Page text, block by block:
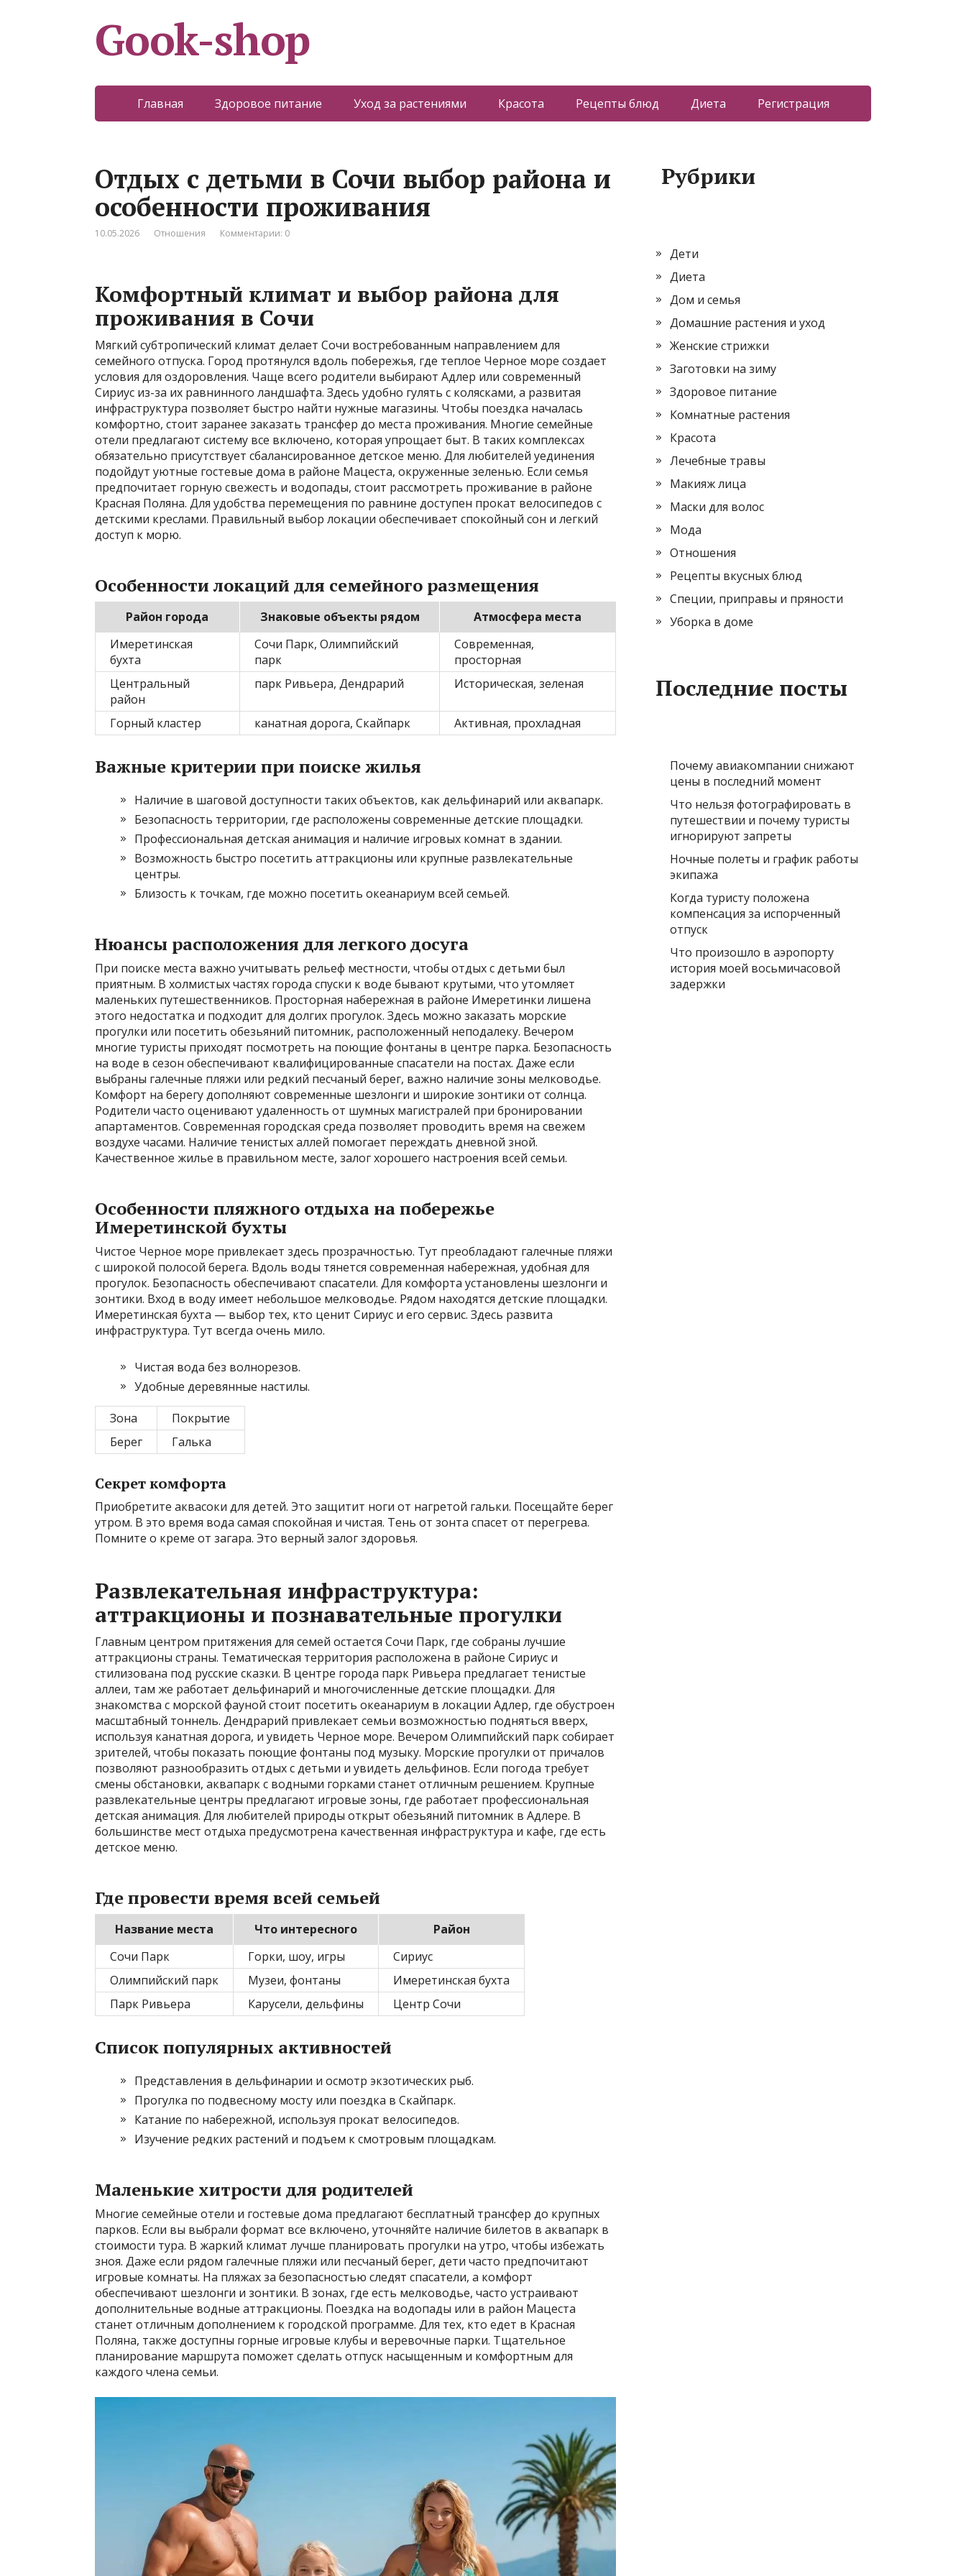
Gook-shop
Главная Здоровое питание Уход за растениями Красота Рецепты блюд Диета Регистрация
Отдых с детьми в Сочи выбор района и
особенности проживания
10.05.2026 Отношения Комментарии: 0
Комфортный климат и выбор района для
проживания в Сочи
Мягкий субтропический климат делает Сочи востребованным направлением для
семейного отпуска. Город протянулся вдоль побережья, где теплое Черное море создает
условия для оздоровления. Чаще всего родители выбирают Адлер или современный
Сириус из-за их равнинного ландшафта. Здесь удобно гулять с колясками, а развитая
инфраструктура позволяет быстро найти нужные магазины. Чтобы поездка началась
комфортно, стоит заранее заказать трансфер до места проживания. Многие семейные
отели предлагают систему все включено, которая упрощает быт. В таких комплексах
обязательно присутствует сбалансированное детское меню. Для любителей уединения
подойдут уютные гостевые дома в районе Мацеста, окруженные зеленью. Если семья
предпочитает горную свежесть и водопады, стоит рассмотреть проживание в районе
Красная Поляна. Для удобства перемещения по равнине доступен прокат велосипедов с
детскими креслами. Правильный выбор локации обеспечивает спокойный сон и легкий
доступ к морю.
Особенности локаций для семейного размещения
Район города Знаковые объекты рядом
Атмосфера места
Имеретинская
бухта
Сочи Парк, Олимпийский
парк
Современная,
просторная
Центральный
район
парк Ривьера, Дендрарий Историческая, зеленая
Горный кластер канатная дорога, Скайпарк Активная, прохладная
Важные критерии при поиске жилья
Наличие в шаговой доступности таких объектов, как дельфинарий или аквапарк.
Безопасность территории, где расположены современные детские площадки.
Профессиональная детская анимация и наличие игровых комнат в здании.
Возможность быстро посетить аттракционы или крупные развлекательные
центры.
Близость к точкам, где можно посетить океанариум всей семьей.
Нюансы расположения для легкого досуга
При поиске места важно учитывать рельеф местности, чтобы отдых с детьми был
приятным. В холмистых частях города спуски к воде бывают крутыми, что утомляет
маленьких путешественников. Просторная набережная в районе Имеретинки лишена
этого недостатка и подходит для долгих прогулок. Здесь можно заказать морские
прогулки или посетить обезьяний питомник, расположенный неподалеку. Вечером
многие туристы приходят посмотреть на поющие фонтаны в центре парка. Безопасность
на воде в сезон обеспечивают квалифицированные спасатели на постах. Даже если
выбраны галечные пляжи или редкий песчаный берег, важно наличие зоны мелководье.
Комфорт на берегу дополняют современные шезлонги и широкие зонтики от солнца.
Родители часто оценивают удаленность от шумных магистралей при бронировании
апартаментов. Современная городская среда позволяет проводить время на свежем
воздухе часами. Наличие тенистых аллей помогает переждать дневной зной.
Качественное жилье в правильном месте, залог хорошего настроения всей семьи.
Особенности пляжного отдыха на побережье
Имеретинской бухты
Чистое Черное море привлекает здесь прозрачностью. Тут преобладают галечные пляжи
с широкой полосой берега. Вдоль воды тянется современная набережная, удобная для
прогулок. Безопасность обеспечивают спасатели. Для комфорта установлены шезлонги и
зонтики. Вход в воду имеет небольшое мелководье. Рядом находятся детские площадки.
Имеретинская бухта — выбор тех, кто ценит Сириус и его сервис. Здесь развита
инфраструктура. Тут всегда очень мило.
Чистая вода без волнорезов.
Удобные деревянные настилы.
Зона
Покрытие
Берег
Галька
Секрет комфорта
Приобретите аквасоки для детей. Это защитит ноги от нагретой гальки. Посещайте берег
утром. В это время вода самая спокойная и чистая. Тень от зонта спасет от перегрева.
Помните о креме от загара. Это верный залог здоровья.
Развлекательная инфраструктура:
аттракционы и познавательные прогулки
Главным центром притяжения для семей остается Сочи Парк, где собраны лучшие
аттракционы страны. Тематическая территория расположена в районе Сириус и
стилизована под русские сказки. В центре города парк Ривьера предлагает тенистые
аллеи, там же работает дельфинарий и многочисленные детские площадки. Для
знакомства с морской фауной стоит посетить океанариум в локации Адлер, где обустроен
масштабный тоннель. Дендрарий привлекает семьи возможностью подняться вверх,
используя канатная дорога, и увидеть Черное море. Вечером Олимпийский парк собирает
зрителей, чтобы показать поющие фонтаны под музыку. Морские прогулки от причалов
позволяют разнообразить отдых с детьми и увидеть дельфинов. Если погода требует
смены обстановки, аквапарк с водными горками станет отличным решением. Крупные
развлекательные центры предлагают игровые зоны, где работает профессиональная
детская анимация. Для любителей природы открыт обезьяний питомник в Адлере. В
большинстве мест отдыха предусмотрена качественная инфраструктура и кафе, где есть
детское меню.
Где провести время всей семьей
Название места Что интересного
Район
Сочи Парк
Горки, шоу, игры
Сириус
Олимпийский парк
Музеи, фонтаны
Имеретинская бухта
Парк Ривьера
Карусели, дельфины Центр Сочи
Список популярных активностей
Представления в дельфинарии и осмотр экзотических рыб.
Прогулка по подвесному мосту или поездка в Скайпарк.
Катание по набережной, используя прокат велосипедов.
Изучение редких растений и подъем к смотровым площадкам.
Маленькие хитрости для родителей
Многие семейные отели и гостевые дома предлагают бесплатный трансфер до крупных
парков. Если вы выбрали формат все включено, уточняйте наличие билетов в аквапарк в
стоимости тура. В жаркий климат лучше планировать прогулки на утро, чтобы избежать
зноя. Даже если рядом галечные пляжи или песчаный берег, дети часто предпочитают
игровые комнаты. На пляжах за безопасностью следят спасатели, а комфорт
обеспечивают шезлонги и зонтики. В зонах, где есть мелководье, часто устраивают
дополнительные водные аттракционы. Поездка на водопады или в район Мацеста
станет отличным дополнением к городской программе. Для тех, кто едет в Красная
Поляна, также доступны горные игровые клубы и веревочные парки. Тщательное
планирование маршрута поможет сделать отпуск насыщенным и комфортным для
каждого члена семьи.
Рубрики
Дети
Диета
Дом и семья
Домашние растения и уход
Женские стрижки
Заготовки на зиму
Здоровое питание
Комнатные растения
Красота
Лечебные травы
Макияж лица
Маски для волос
Мода
Отношения
Рецепты вкусных блюд
Специи, приправы и пряности
Уборка в доме
Последние посты
Почему авиакомпании снижают
цены в последний момент
Что нельзя фотографировать в
путешествии и почему туристы
игнорируют запреты
Ночные полеты и график работы
экипажа
Когда туристу положена
компенсация за испорченный
отпуск
Что произошло в аэропорту
история моей восьмичасовой
задержки